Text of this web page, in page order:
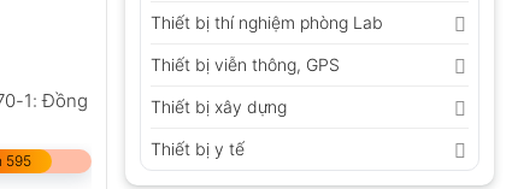
Thiết bị thí nghiệm phòng Lab
Thiết bị viễn thông, GPS
Thiết bị xây dựng
Thiết bị y tế
1: Đồng
595